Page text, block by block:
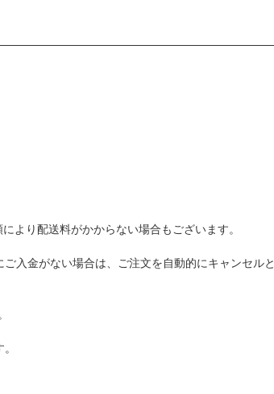
より配送料がかからない場合もございます。
入金がない場合は、ご注文を自動的にキャンセルと